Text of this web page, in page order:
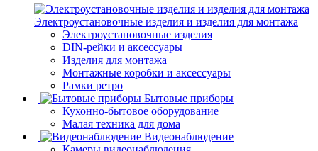
Электроустановочные изделия и изделия для монтажа
Электроустановочные изделия
DIN-рейки и аксессуары
Изделия для монтажа
Монтажные коробки и аксессуары
Рамки ретро
Бытовые приборы
Кухонно-бытовое оборудование
Малая техника для дома
Видеонаблюдение